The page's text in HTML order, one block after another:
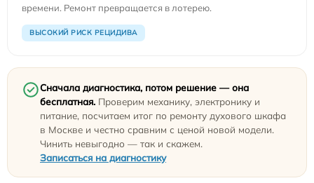
времени. Ремонт превращается в лотерею.
ВЫСОКИЙ РИСК РЕЦИДИВА
Сначала диагностика, потом решение — она
бесплатная. Проверим механику, электронику и
питание, посчитаем итог по ремонту духового шкафа
в Москве и честно сравним с ценой новой модели.
Чинить невыгодно — так и скажем.
Записаться на диагностику